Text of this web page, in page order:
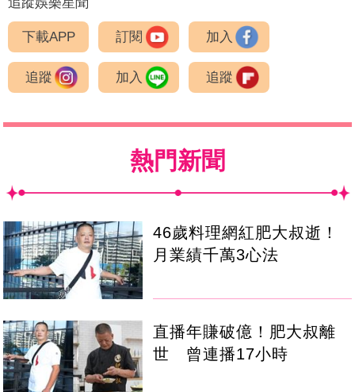
追蹤娛樂星聞
下載APP 訂閱 加入
追蹤 加入 追蹤
熱門新聞
46歲料理網紅肥大叔逝！
月業績千萬3心法
直播年賺破億！肥大叔離
世 曾連播17小時